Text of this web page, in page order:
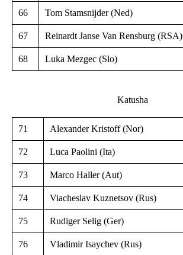
66 Tom Stamsnijder (Ned)
67 Reinardt Janse Van Rensburg (RSA)
68 Luka Mezgec (Slo)
Katusha
71 Alexander Kristoff (Nor)
72 Luca Paolini (Ita)
73 Marco Haller (Aut)
74 Viacheslav Kuznetsov (Rus)
75 Rudiger Selig (Ger)
76 Vladimir Isaychev (Rus)